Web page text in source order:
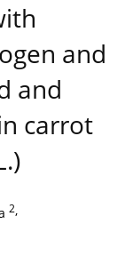
and
and
carrot
2,